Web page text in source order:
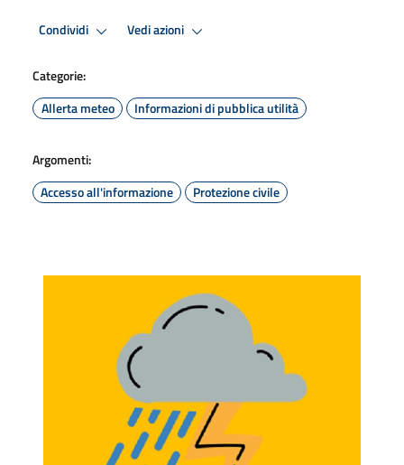
Condividi Vedi azioni
Categorie:
Allerta meteo
Informazioni di pubblica utilità
Argomenti:
Accesso all'informazione
Protezione civile